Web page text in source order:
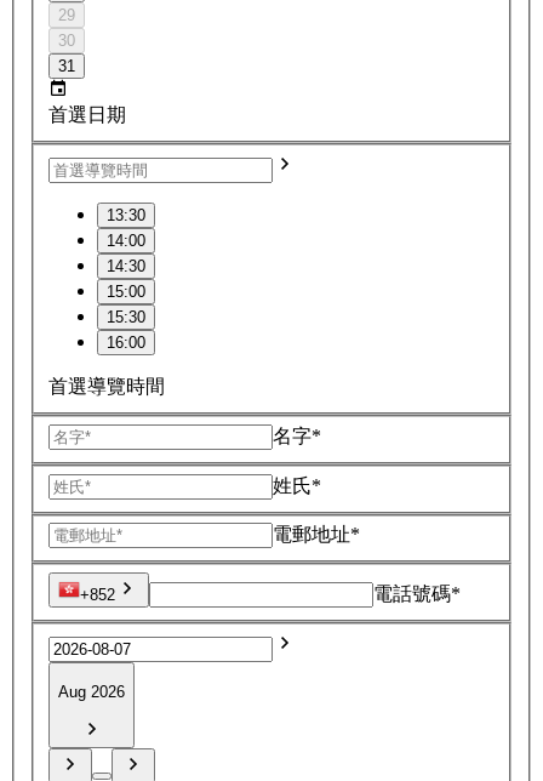
29
30
31
首選日期
13:30
14:00
14:30
15:00
15:30
16:00
首選導覽時間
名字*
姓氏*
電郵地址*
+852 電話號碼*
Aug 2026